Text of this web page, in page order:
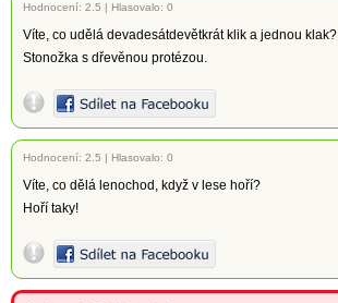
Hodnocení: 2.5 | Hlasovalo: 0
Víte, co udělá devadesátdevětkrát klik a jednou klak?
Stonožka s dřevěnou protézou.
Hodnocení: 2.5 | Hlasovalo: 0
Víte, co dělá lenochod, když v lese hoří?
Hoří taky!